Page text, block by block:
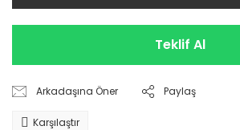
Teklif Al
Arkadaşına Öner Paylaş
Karşılaştır